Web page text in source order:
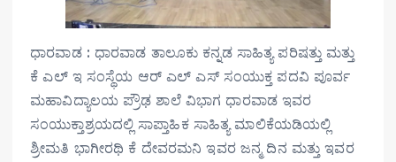
ಧಾರವಾಡ : ಧಾರವಾಡ ತಾಲೂಕು ಕನ್ನಡ ಸಾಹಿತ್ಯ ಪರಿಷತ್ತು ಮತ್ತು
ಕೆ ಎಲ್ ಇ ಸಂಸ್ಥೆಯ ಆರ್ ಎಲ್ ಎಸ್ ಸಂಯುಕ್ತ ಪದವಿ ಪೂರ್ವ
ಮಹಾವಿದ್ಯಾಲಯ ಪ್ರೌಢ ಶಾಲೆ ವಿಭಾಗ ಧಾರವಾಡ ಇವರ
ಸಂಯುಕ್ತಾಶ್ರಯದಲ್ಲಿ ಸಾಪ್ತಾಹಿಕ ಸಾಹಿತ್ಯ ಮಾಲಿಕೆಯಡಿಯಲ್ಲಿ
ಶ್ರೀಮತಿ ಭಾಗೀರಥಿ ಕೆ ದೇವರಮನಿ ಇವರ ಜನ್ಮ ದಿನ ಮತ್ತು ಇವರ